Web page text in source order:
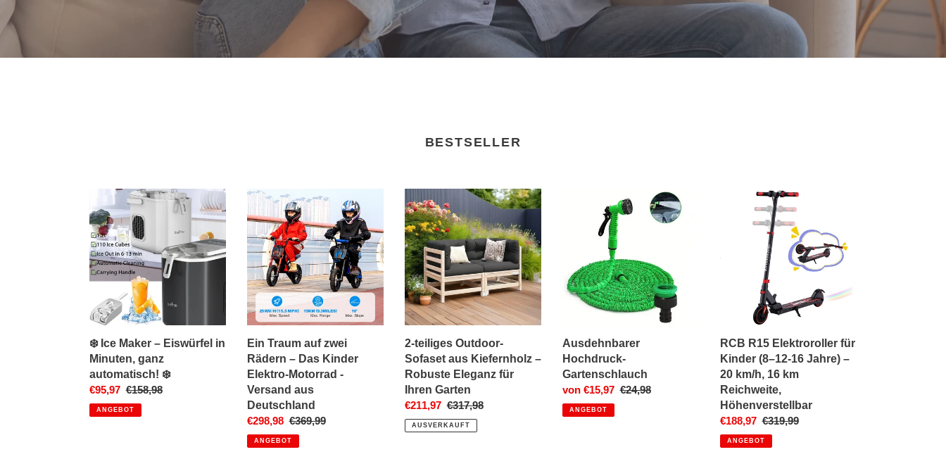
BESTSELLER
Ice
Maker
–
Eiswürfel
in
ganz
automatisch!
❄️ Ice Maker – Eiswürfel in
Minuten, ganz
automatisch! ❄️
Sonderpreis
€95,97 Normaler
Preis
€158,98
ANGEBOT
Ein
Traum
auf
zwei
Rädern
–
Das
Kinder
Elektro-
-
Versand
aus
Deutschland
Ein Traum auf zwei
Rädern – Das Kinder
Elektro-Motorrad -
Versand aus
Deutschland
Sonderpreis
€298,98 Normaler
Preis
€369,99
ANGEBOT
teiliges
Outdoor-
Sofaset
aus
Kiefernholz
–
Robuste
Eleganz
Ihren
Garten
2-teiliges Outdoor-
Sofaset aus Kiefernholz –
Robuste Eleganz für
Ihren Garten
Sonderpreis
€211,97 Normaler
Preis
€317,98
AUSVERKAUFT
Hochdruck-
Gartenschlauch
Ausdehnbarer
Hochdruck-
Gartenschlauch
Sonderpreis
von €15,97 Normaler
€24,98
ANGEBOT
Elektroroller
Kinder
20
km/h,
16
km
Reichweite,
Höhenverstellbar
RCB R15 Elektroroller für
Kinder (8–12-16 Jahre) –
20 km/h, 16 km
Reichweite,
Höhenverstellbar
Sonderpreis
€188,97 Normaler
Preis
€319,99
ANGEBOT